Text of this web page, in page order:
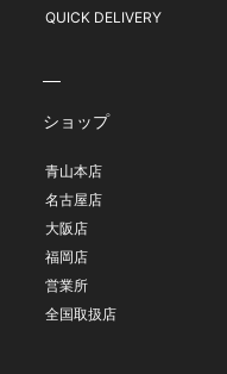
QUICK DELIVERY
ショップ
青山本店
名古屋店
大阪店
福岡店
営業所
全国取扱店